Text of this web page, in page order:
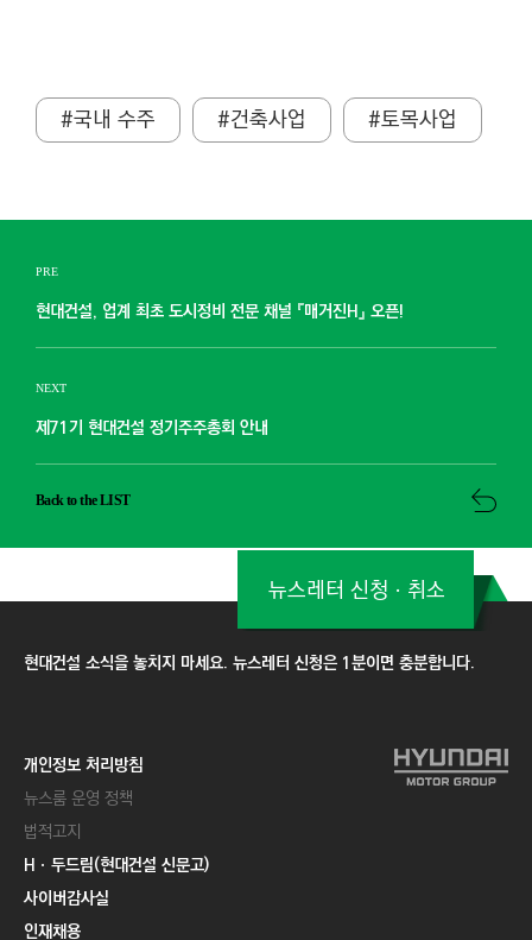
#국내 수주 #건축사업 #토목사업
PRE
현대건설, 업계 최초 도시정비 전문 채널 『매거진H』 오픈!
NEXT
제71기 현대건설 정기주주총회 안내
Back to the LIST
현대건설 소식을 놓치지 마세요. 뉴스레터 신청은 1분이면 충분합니다.
뉴스레터 신청ㆍ취소
개인정보 처리방침
뉴스룸 운영 정책
법적고지
Hㆍ두드림(현대건설 신문고)
사이버감사실
인재채용